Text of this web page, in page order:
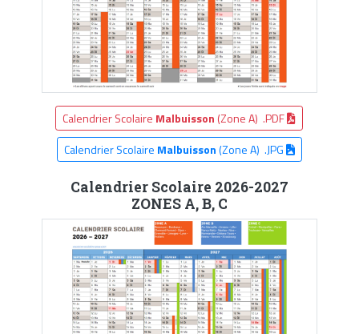
Calendrier Scolaire Malbuisson (Zone A) .PDF
Calendrier Scolaire Malbuisson(Zone A) .JPG
Calendrier Scolaire 2026-2027
ZONES A, B, C